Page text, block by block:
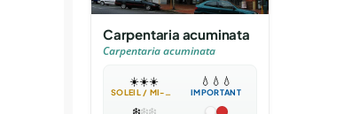
Carpentaria acuminata
Carpentaria acuminata
☀️☀️☀️
SOLEIL / MI-OMBRE
💧 💧 💧
IMPORTANT
❄️❄️❄️